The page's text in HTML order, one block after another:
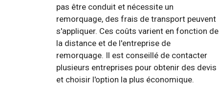
pas être conduit et nécessite un
remorquage, des frais de transport peuvent
s'appliquer. Ces coûts varient en fonction de
la distance et de l'entreprise de
remorquage. Il est conseillé de contacter
plusieurs entreprises pour obtenir des devis
et choisir l'option la plus économique.